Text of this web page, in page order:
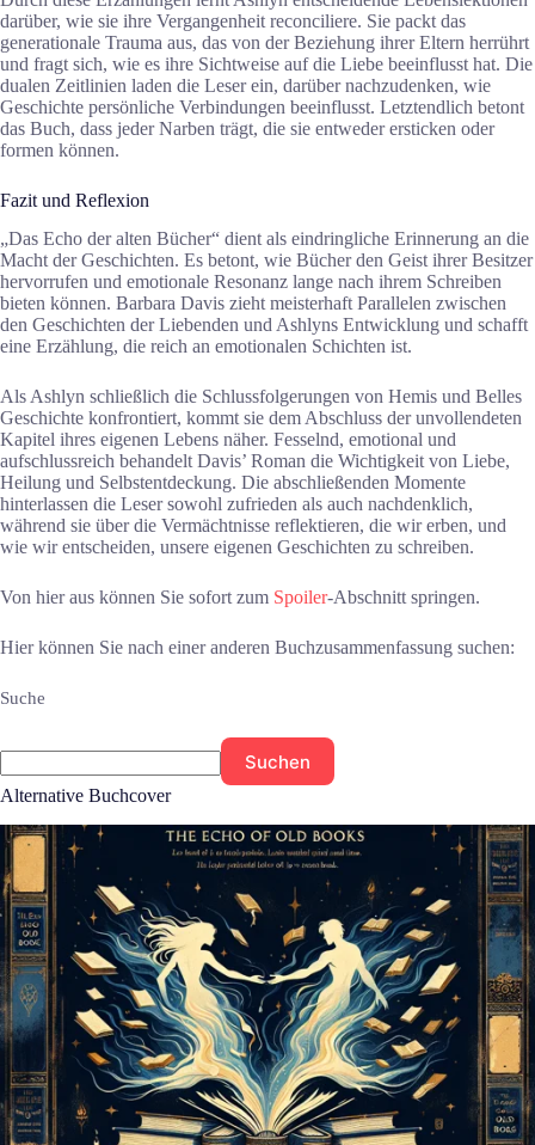
darüber, wie sie ihre Vergangenheit reconciliere. Sie packt das
generationale Trauma aus, das von der Beziehung ihrer Eltern herrührt
und fragt sich, wie es ihre Sichtweise auf die Liebe beeinflusst hat. Die
dualen Zeitlinien laden die Leser ein, darüber nachzudenken, wie
Geschichte persönliche Verbindungen beeinflusst. Letztendlich betont
das Buch, dass jeder Narben trägt, die sie entweder ersticken oder
formen können.
Fazit und Reflexion
„Das Echo der alten Bücher“ dient als eindringliche Erinnerung an die
Macht der Geschichten. Es betont, wie Bücher den Geist ihrer Besitzer
hervorrufen und emotionale Resonanz lange nach ihrem Schreiben
bieten können. Barbara Davis zieht meisterhaft Parallelen zwischen
den Geschichten der Liebenden und Ashlyns Entwicklung und schafft
eine Erzählung, die reich an emotionalen Schichten ist.
Als Ashlyn schließlich die Schlussfolgerungen von Hemis und Belles
Geschichte konfrontiert, kommt sie dem Abschluss der unvollendeten
Kapitel ihres eigenen Lebens näher. Fesselnd, emotional und
aufschlussreich behandelt Davis’ Roman die Wichtigkeit von Liebe,
Heilung und Selbstentdeckung. Die abschließenden Momente
hinterlassen die Leser sowohl zufrieden als auch nachdenklich,
während sie über die Vermächtnisse reflektieren, die wir erben, und
wie wir entscheiden, unsere eigenen Geschichten zu schreiben.
Von hier aus können Sie sofort zum Spoiler-Abschnitt springen.
Hier können Sie nach einer anderen Buchzusammenfassung suchen:
Suche
Suchen
Alternative Buchcover